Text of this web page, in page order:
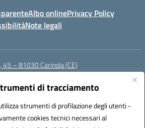
di tracciamento
strumenti di profilazione degli utenti -
cookies tecnici necessari al
Albo onlinePrivacy Policy
Note legali
45 – 81030 Carinola (CE)
(PEC):ceic88700p@pec.istruzione.it
Amministrazioni (IPA): istsc_ceic88700p